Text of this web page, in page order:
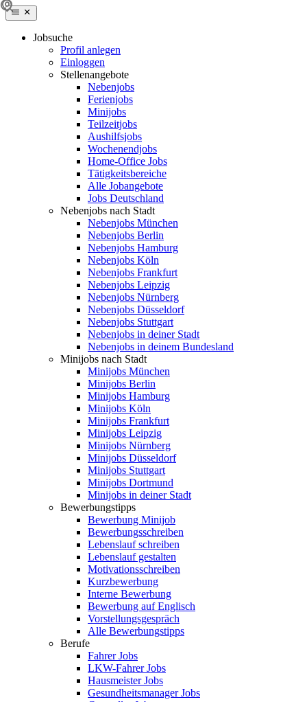
Jobsuche
Profil anlegen
Einloggen
Stellenangebote
Nebenjobs
Ferienjobs
Minijobs
Teilzeitjobs
Aushilfsjobs
Wochenendjobs
Home-Office Jobs
Tätigkeitsbereiche
Alle Jobangebote
Jobs Deutschland
Nebenjobs nach Stadt
Nebenjobs München
Nebenjobs Berlin
Nebenjobs Hamburg
Nebenjobs Köln
Nebenjobs Frankfurt
Nebenjobs Leipzig
Nebenjobs Nürnberg
Nebenjobs Düsseldorf
Nebenjobs Stuttgart
Nebenjobs in deiner Stadt
Nebenjobs in deinem Bundesland
Minijobs nach Stadt
Minijobs München
Minijobs Berlin
Minijobs Hamburg
Minijobs Köln
Minijobs Frankfurt
Minijobs Leipzig
Minijobs Nürnberg
Minijobs Düsseldorf
Minijobs Stuttgart
Minijobs Dortmund
Minijobs in deiner Stadt
Bewerbungstipps
Bewerbung Minijob
Bewerbungsschreiben
Lebenslauf schreiben
Lebenslauf gestalten
Motivationsschreiben
Kurzbewerbung
Interne Bewerbung
Bewerbung auf Englisch
Vorstellungsgespräch
Alle Bewerbungstipps
Berufe
Fahrer Jobs
LKW-Fahrer Jobs
Hausmeister Jobs
Gesundheitsmanager Jobs